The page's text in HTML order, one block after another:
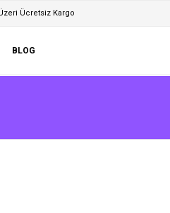
Ücretsiz Kargo
BLOG